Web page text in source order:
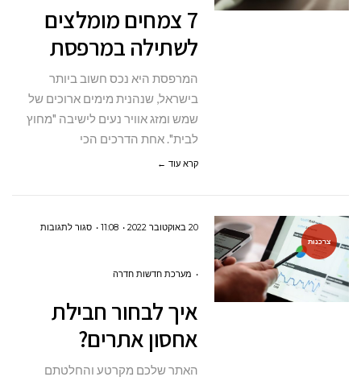
במרפסת7 צמחים מומלצים
לשתילה במרפסת
המרפסת היא נכס חשוב ביותר
בישראל, שנהנית מימים ארוכים של
שמש ומזג אוויר נעים לישיבה "מחוץ
לבית". אחת הדרכים הכי
קרא עוד ←
צרכנות
20 באוקטובר 2022 11:08 סגור לתגובותעל
מערכת חדשות חדרה
איך לבחור חבילת
אחסון אתרים?
האתר שלכם מקרטע והחלטתם